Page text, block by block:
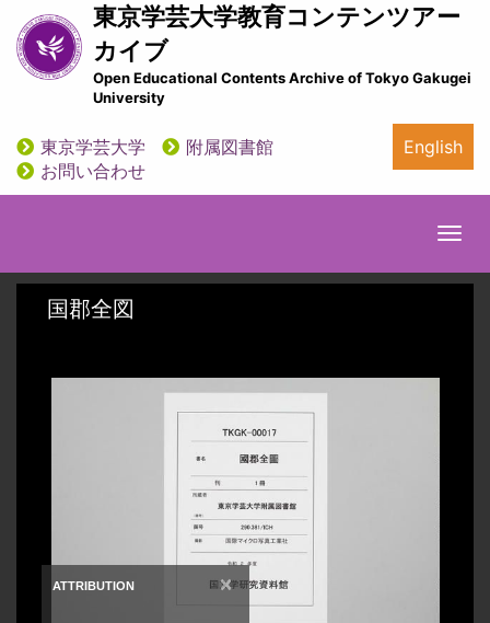
イ
ン
ン
ツ
東京学芸大学教育コンテンツアー
カイブ
Open Educational Contents Archive of Tokyo Gakugei
University
utility
東京学芸大学
附属図書館
お問い合わせ
English